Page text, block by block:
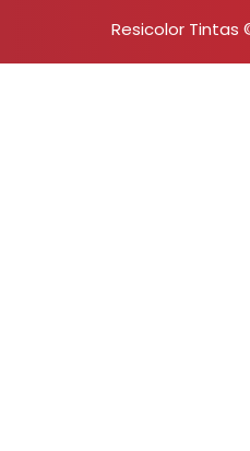
Resicolor Tintas